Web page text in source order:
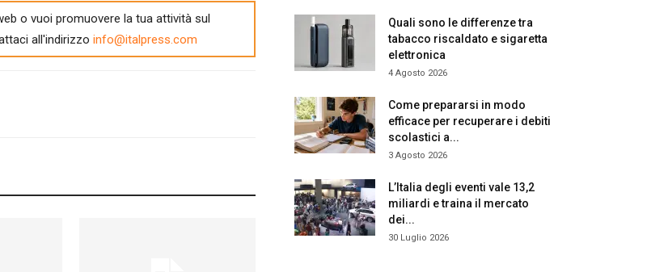
o vuoi promuovere la tua attività sul
all'indirizzo info@italpress.com
Quali sono le differenze tra
tabacco riscaldato e sigaretta
elettronica
4 Agosto 2026
Come prepararsi in modo
efficace per recuperare i debiti
scolastici a...
3 Agosto 2026
L’Italia degli eventi vale 13,2
miliardi e traina il mercato
dei...
30 Luglio 2026